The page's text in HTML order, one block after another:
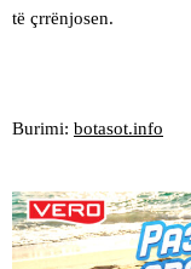
të çrrënjosen.
Burimi: botasot.info